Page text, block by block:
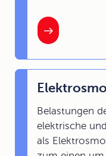
Belastungen
elektrische
als